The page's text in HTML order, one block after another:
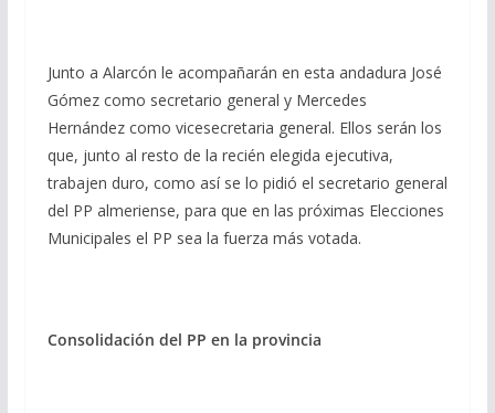
Junto a Alarcón le acompañarán en esta andadura José
Gómez como secretario general y Mercedes
Hernández como vicesecretaria general. Ellos serán los
que, junto al resto de la recién elegida ejecutiva,
trabajen duro, como así se lo pidió el secretario general
del PP almeriense, para que en las próximas Elecciones
Municipales el PP sea la fuerza más votada.
Consolidación del PP en la provincia